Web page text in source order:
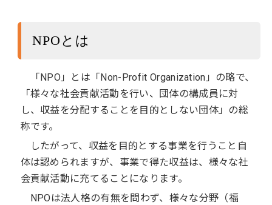
NPOとは
「NPO」とは「Non-Profit Organization」の略で、
「様々な社会貢献活動を行い、団体の構成員に対
し、収益を分配することを目的としない団体」の総
称です。
したがって、収益を目的とする事業を行うこと自
体は認められますが、事業で得た収益は、様々な社
会貢献活動に充てることになります。
NPOは法人格の有無を問わず、様々な分野（福